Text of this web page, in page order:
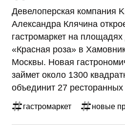
Девелоперская компания
Александра Клячина
гастромаркет на
«Красная роза» в
Москвы. Новая
займет около 1300
объединит 27 ресторанных
гастромаркет новые